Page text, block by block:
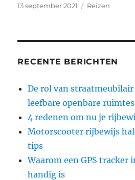
Geplaatst
13 september 2021 Categorieën
Reizen
RECENTE BERICHTEN
De rol van
leefbare openbare ruimtes
4 redenen om nu je
Motorscooter rijbewijs
tips
Waarom een GPS tracker
handig is